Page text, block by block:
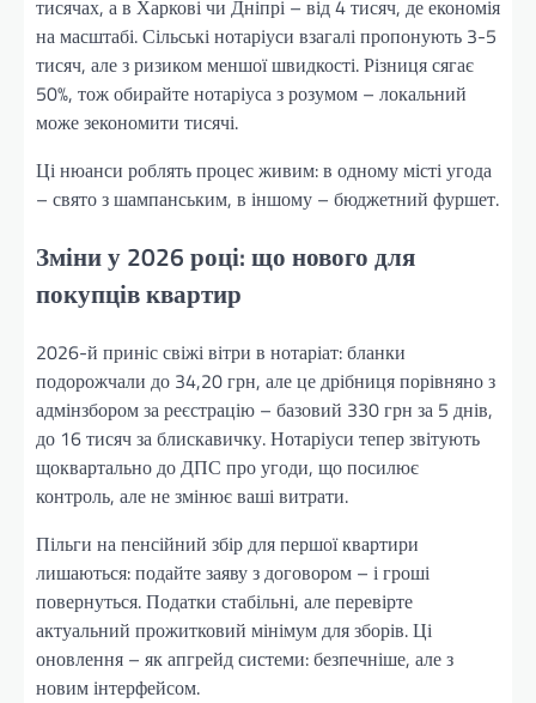
тисячах, а в Харкові чи Дніпрі – від 4 тисяч, де економія
на масштабі. Сільські нотаріуси взагалі пропонують 3-5
тисяч, але з ризиком меншої швидкості. Різниця сягає
50%, тож обирайте нотаріуса з розумом – локальний
може зекономити тисячі.
Ці нюанси роблять процес живим: в одному місті угода
– свято з шампанським, в іншому – бюджетний фуршет.
Зміни у 2026 році: що нового для
покупців квартир
2026-й приніс свіжі вітри в нотаріат: бланки
подорожчали до 34,20 грн, але це дрібниця порівняно з
адмінзбором за реєстрацію – базовий 330 грн за 5 днів,
до 16 тисяч за блискавичку. Нотаріуси тепер звітують
щоквартально до ДПС про угоди, що посилює
контроль, але не змінює ваші витрати.
Пільги на пенсійний збір для першої квартири
лишаються: подайте заяву з договором – і гроші
повернуться. Податки стабільні, але перевірте
актуальний прожитковий мінімум для зборів. Ці
оновлення – як апгрейд системи: безпечніше, але з
новим інтерфейсом.